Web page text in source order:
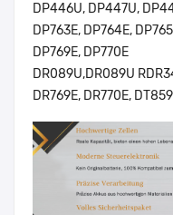
DP446U, DP447U,
DP763E, DP764E,
DP769E, DP770E
DR089U,DR089U
DR769E, DR770E,